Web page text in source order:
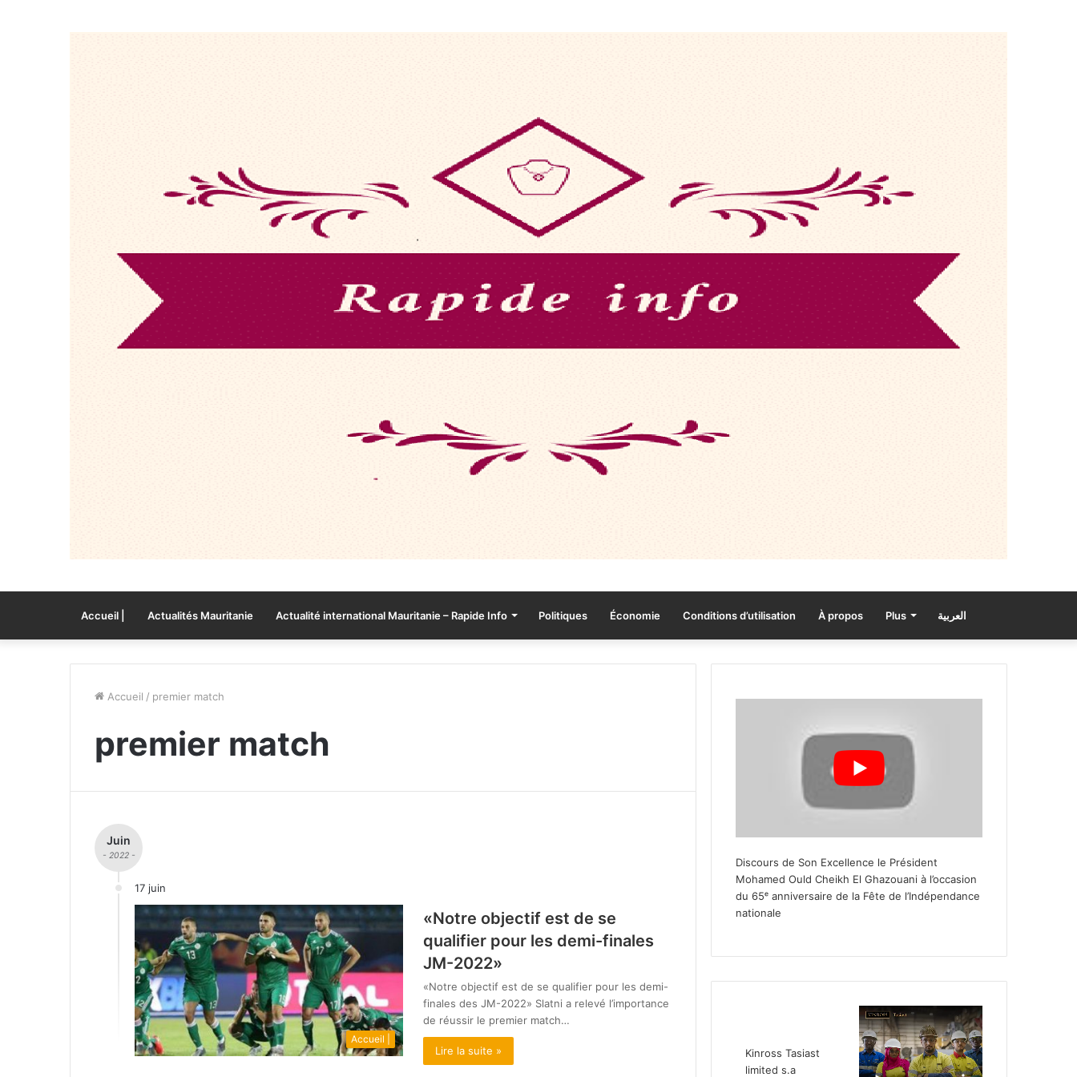
Accueil | Actualités Mauritanie Actualité international Mauritanie – Rapide Info Politiques Économie Conditions d’utilisation À propos Plus العربية
Accueil / premier match
premier match
Juin
- 2022 -
17 juin
Accueil |
«Notre objectif est de se
qualifier pour les demi-finales
JM-2022»
«Notre objectif est de se qualifier pour les demi-
finales des JM-2022» Slatni a relevé l’importance
de réussir le premier match…
Lire la suite »
Discours de Son Excellence le Président
Mohamed Ould Cheikh El Ghazouani à l’occasion
du 65ᵉ anniversaire de la Fête de l’Indépendance
nationale
Kinross Tasiast
limited s.a